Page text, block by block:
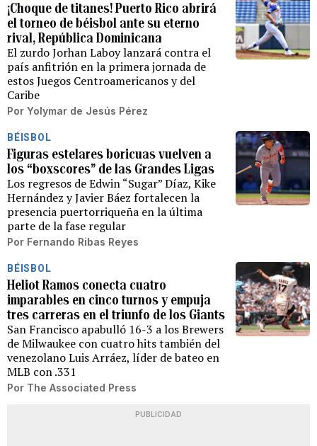
¡Choque de titanes! Puerto Rico abrirá
el torneo de béisbol ante su eterno
rival, República Dominicana
El zurdo Jorhan Laboy lanzará contra el
país anfitrión en la primera jornada de
estos Juegos Centroamericanos y del
Caribe
Por Yolymar de Jesús Pérez
BÉISBOL
Figuras estelares boricuas vuelven a
los “boxscores” de las Grandes Ligas
Los regresos de Edwin “Sugar” Díaz, Kike
Hernández y Javier Báez fortalecen la
presencia puertorriqueña en la última
parte de la fase regular
Por Fernando Ribas Reyes
BÉISBOL
Heliot Ramos conecta cuatro
imparables en cinco turnos y empuja
tres carreras en el triunfo de los Giants
San Francisco apabulló 16-3 a los Brewers
de Milwaukee con cuatro hits también del
venezolano Luis Arráez, líder de bateo en
MLB con .331
Por The Associated Press
PUBLICIDAD